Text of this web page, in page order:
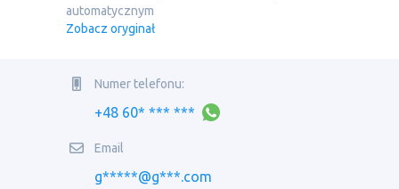
automatycznym
Zobacz oryginał
Numer telefonu:
+48 60* *** ***
Email
g*****@g***.com